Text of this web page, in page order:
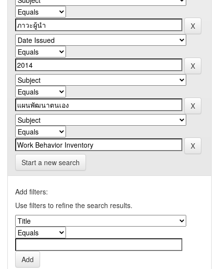
Start a new search
Add filters:
Use filters to refine the search results.